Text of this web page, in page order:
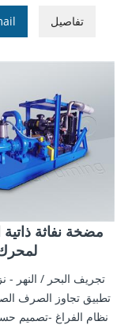
تفاصيل
مضخة نفاثة ذاتية
تطبيق تجاوز الصرف
نظام الفراغ -تصميم